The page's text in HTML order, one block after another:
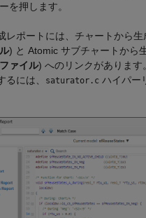
を押します。
レポートには、チャートから
) と Atomic サブチャートから
ァイル) へのリンクがあります
るには、
saturator.c ハイパー